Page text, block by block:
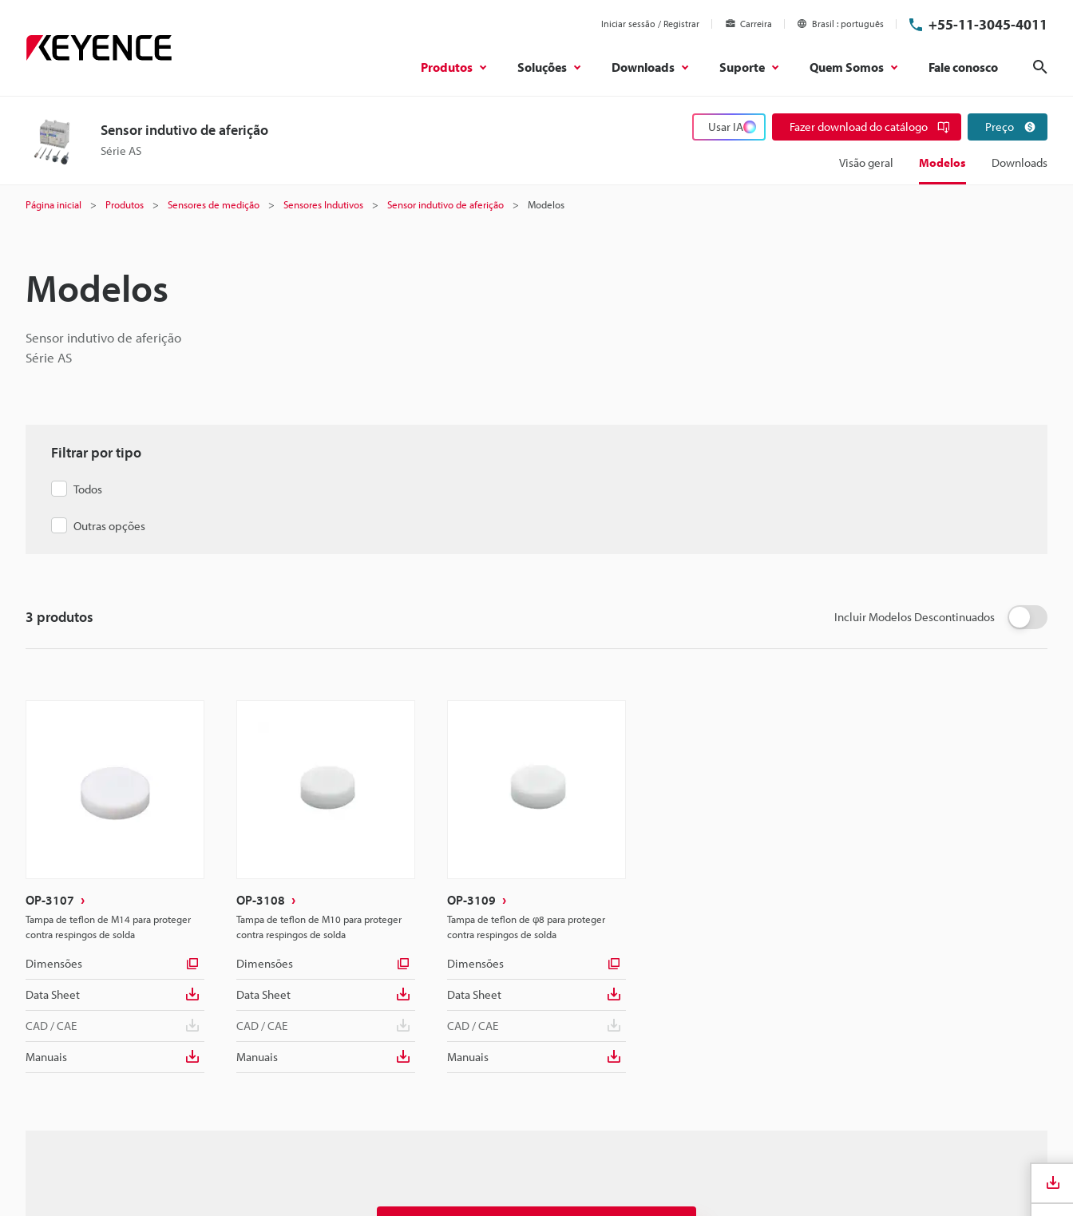
Iniciar sessão / Registrar Carreira Brasil português +55-11-3045-4011
Produtos Soluções Downloads Suporte Quem Somos Fale conosco
Sensor indutivo de aferição
Série AS
Usar IA Fazer download do catálogo Preço
Visão geral Modelos Downloads
Página inicial Produtos Sensores de medição Sensores Indutivos Sensor indutivo de aferição Modelos
Modelos
Sensor indutivo de aferição
Série AS
Filtrar por tipo
Todos
Outras opções
Incluir Modelos Descontinuados
3 produtos
OP-3107
Tampa de teflon de M14 para proteger
contra respingos de solda
Dimensões
Data Sheet
CAD / CAE
Manuais
OP-3108
Tampa de teflon de M10 para proteger
contra respingos de solda
Dimensões
Data Sheet
CAD / CAE
Manuais
OP-3109
Tampa de teflon de φ8 para proteger
contra respingos de solda
Dimensões
Data Sheet
CAD / CAE
Manuais